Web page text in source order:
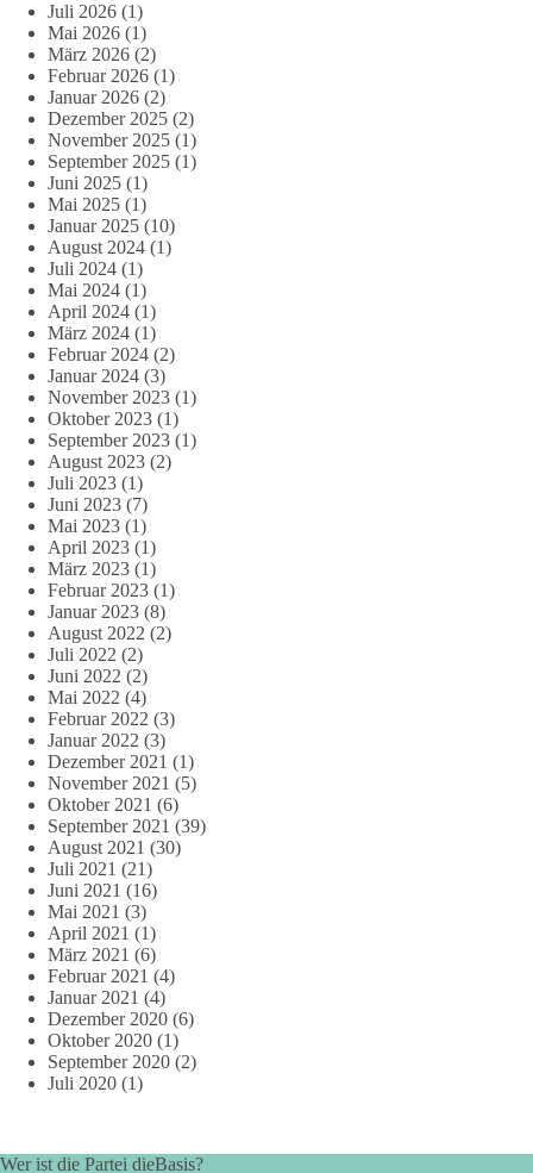
Juli 2026 (1)
Mai 2026 (1)
März 2026 (2)
Februar 2026 (1)
Januar 2026 (2)
Dezember 2025 (2)
November 2025 (1)
September 2025 (1)
Juni 2025 (1)
Mai 2025 (1)
Januar 2025 (10)
August 2024 (1)
Juli 2024 (1)
Mai 2024 (1)
April 2024 (1)
März 2024 (1)
Februar 2024 (2)
Januar 2024 (3)
November 2023 (1)
Oktober 2023 (1)
September 2023 (1)
August 2023 (2)
Juli 2023 (1)
Juni 2023 (7)
Mai 2023 (1)
April 2023 (1)
März 2023 (1)
Februar 2023 (1)
Januar 2023 (8)
August 2022 (2)
Juli 2022 (2)
Juni 2022 (2)
Mai 2022 (4)
Februar 2022 (3)
Januar 2022 (3)
Dezember 2021 (1)
November 2021 (5)
Oktober 2021 (6)
September 2021 (39)
August 2021 (30)
Juli 2021 (21)
Juni 2021 (16)
Mai 2021 (3)
April 2021 (1)
März 2021 (6)
Februar 2021 (4)
Januar 2021 (4)
Dezember 2020 (6)
Oktober 2020 (1)
September 2020 (2)
Juli 2020 (1)
Wer ist die Partei dieBasis?